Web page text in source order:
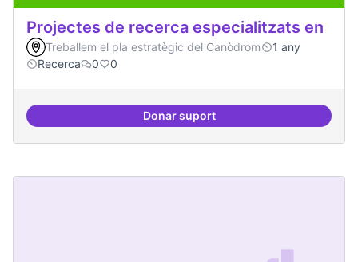
Projectes de recerca especialitzats en
Treballem el pla estratègic del Canòdrom
1 any
Recerca
0 0
Donar suportProjectes de recerca